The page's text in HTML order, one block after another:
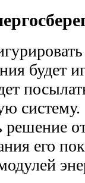
будет
систему.
решение
его